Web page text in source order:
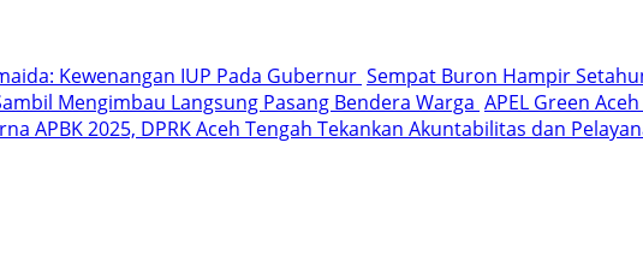
Kewenangan IUP Pada Gubernur Sempat Buron Hampir
Mengimbau Langsung Pasang Bendera Warga APEL Green
APBK 2025, DPRK Aceh Tengah Tekankan Akuntabilitas dan